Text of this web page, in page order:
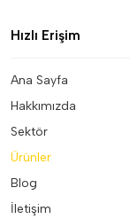
Hızlı Erişim
Ana Sayfa
Hakkımızda
Sektör
Ürünler
Blog
İletişim